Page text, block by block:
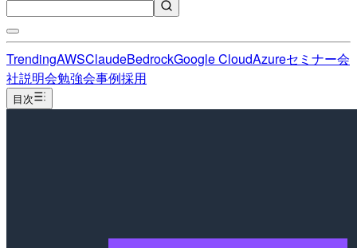
TrendingAWSClaudeBedrockGoogle CloudAzureセミナー会
社説明会勉強会事例採用
目次